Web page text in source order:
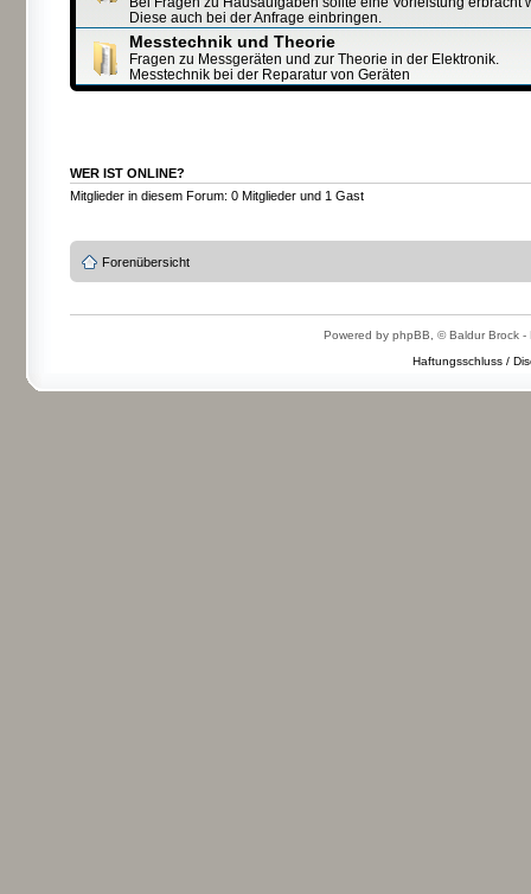
Diese auch bei der Anfrage einbringen.
Messtechnik und Theorie
Fragen zu Messgeräten und zur Theorie in der Elektronik.
Messtechnik bei der Reparatur von Geräten
WER IST ONLINE?
Mitglieder in diesem Forum: 0 Mitglieder und 1 Gast
Forenübersicht
Powered by phpBB, © Baldur Brock -
Haftungsschluss /